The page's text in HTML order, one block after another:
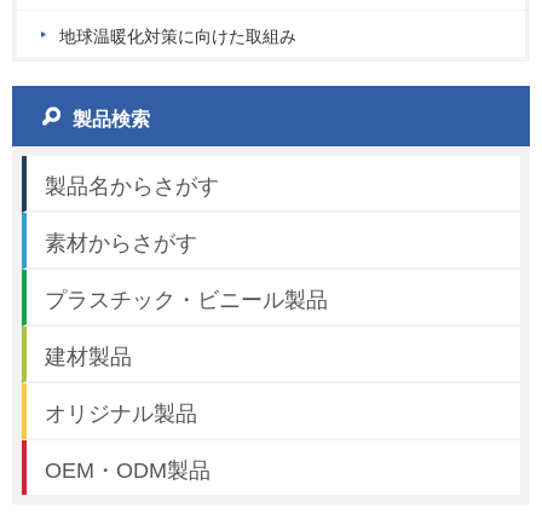
地球温暖化対策に向けた取組み
製品検索
製品名からさがす
素材からさがす
プラスチック・ビニール製品
建材製品
オリジナル製品
OEM・ODM製品